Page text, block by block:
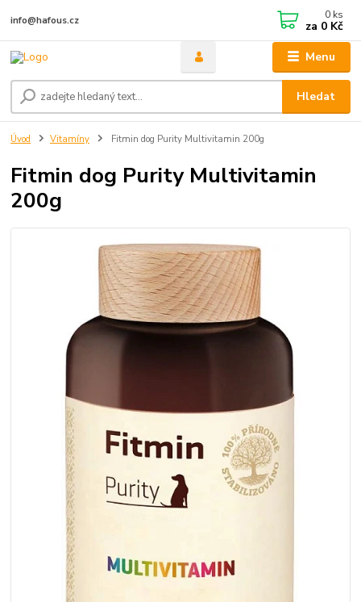
Menu
Hledat
info@hafous.cz 0 ks
za 0 Kč
Úvod Vitamíny Fitmin dog Purity Multivitamin 200g
Fitmin dog Purity Multivitamin
200g